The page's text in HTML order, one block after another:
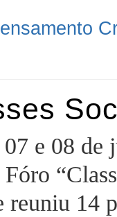
e 08 de
14